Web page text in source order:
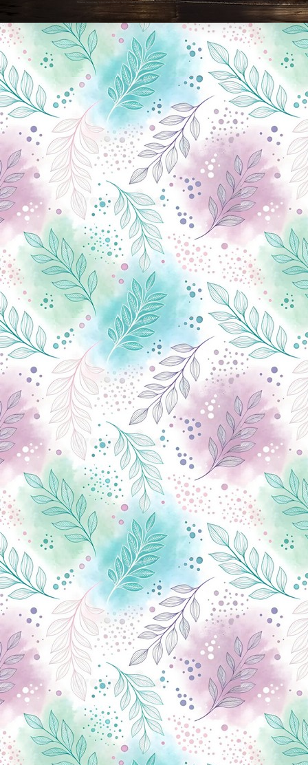
Новини Чернігова, Чернігівські новини, Чернігівський формат, новини Чернігова, події в Чернігові: політика, економіка, аналітика, культура, відеоновини, екологія, спортивний Чернігів, туризм, Чернігів